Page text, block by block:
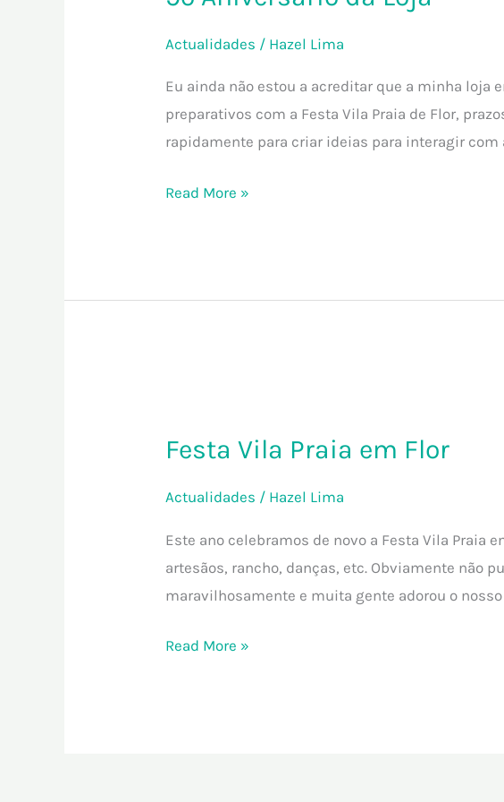
Actualidades / Hazel Lima
Eu ainda não estou a acreditar que a minha loja
preparativos com a Festa Vila Praia de Flor,
rapidamente para criar ideias para interagir com
Read More »
Festa Vila Praia em Flor
Actualidades / Hazel Lima
Este ano celebramos de novo a Festa Vila Praia
artesãos, rancho, danças, etc. Obviamente não
maravilhosamente e muita gente adorou o
Praia
Flor
Read More »